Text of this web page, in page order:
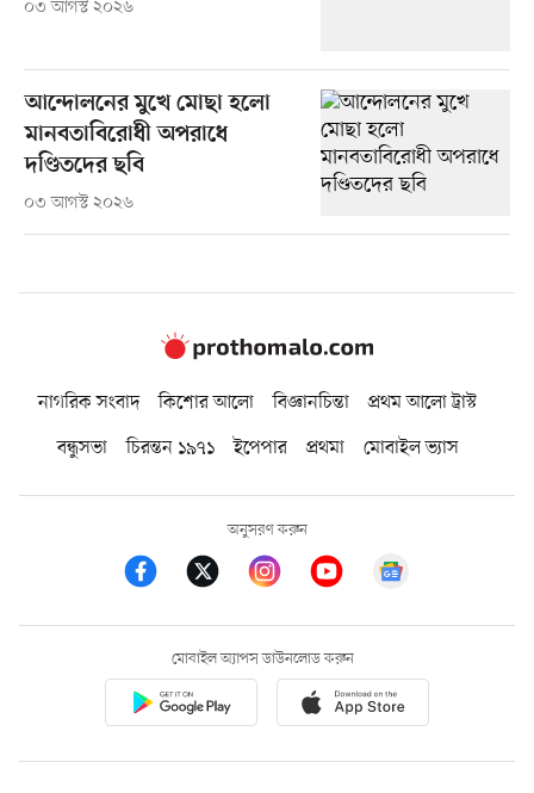
০৩ আগস্ট ২০২৬
আন্দোলনের মুখে মোছা হলো
মানবতাবিরোধী অপরাধে
দণ্ডিতদের ছবি
০৩ আগস্ট ২০২৬
নাগরিক সংবাদ কিশোর আলো বিজ্ঞানচিন্তা
প্রথম আলো ট্রাস্ট
বন্ধুসভা
চিরন্তন ১৯৭১ ইপেপার প্রথমা মোবাইল ভ্যাস
অনুসরণ করুন
মোবাইল অ্যাপস ডাউনলোড করুন